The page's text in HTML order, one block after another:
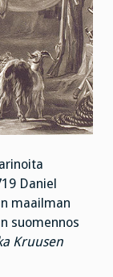
Daniel
maailman
suomennos
Kruusen